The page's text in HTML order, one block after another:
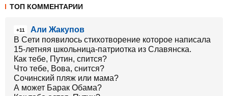
ТОП КОММЕНТАРИИ
+11
Али Жакупов
В Сети появилось стихотворение которое написала
15-летняя школьница-патриотка из Славянска.
Как тебе, Путин, спится?
Что тебе, Вова, снится?
Сочинский пляж или мама?
А может Барак Обама?